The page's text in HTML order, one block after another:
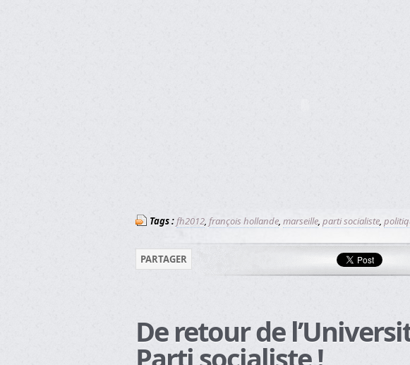
Tags :fh2012, françois hollande, marseille, parti socialiste,
PARTAGER
De retour de